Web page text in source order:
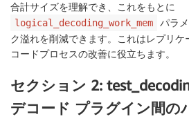
合計サイズを理解でき、これをもとに
logical_decoding_work_mem
パラ
ク溢れを削減できます。これはレプリ
コードプロセスの改善に役立ちます。
セクション 2:
デコード プラグイン間の